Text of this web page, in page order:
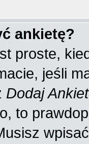
ankietę?
proste,
jeśli
Dodaj
to